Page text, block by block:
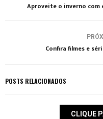
Aproveite o inverno com
Confira filmes e
POSTS RELACIONADOS
CLIQUE